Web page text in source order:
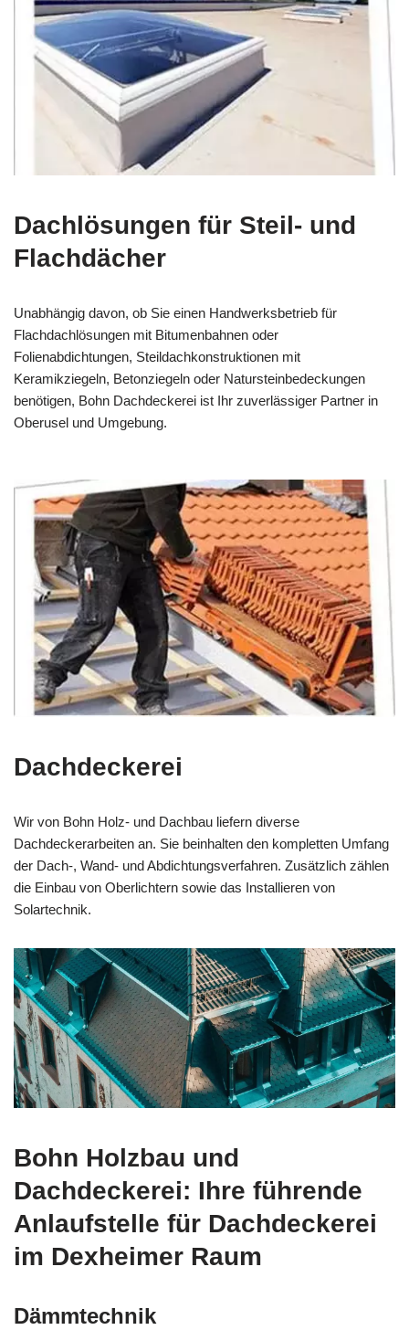
Dachlösungen für Steil- und
Flachdächer
Unabhängig davon, ob Sie einen Handwerksbetrieb für
Flachdachlösungen mit Bitumenbahnen oder
Folienabdichtungen, Steildachkonstruktionen mit
Keramikziegeln, Betonziegeln oder Natursteinbedeckungen
benötigen, Bohn Dachdeckerei ist Ihr zuverlässiger Partner in
Oberusel und Umgebung.
Dachdeckerei
Wir von Bohn Holz- und Dachbau liefern diverse
Dachdeckerarbeiten an. Sie beinhalten den kompletten Umfang
der Dach-, Wand- und Abdichtungsverfahren. Zusätzlich zählen
die Einbau von Oberlichtern sowie das Installieren von
Solartechnik.
Bohn Holzbau und
Dachdeckerei: Ihre führende
Anlaufstelle für Dachdeckerei
im Dexheimer Raum
Dämmtechnik